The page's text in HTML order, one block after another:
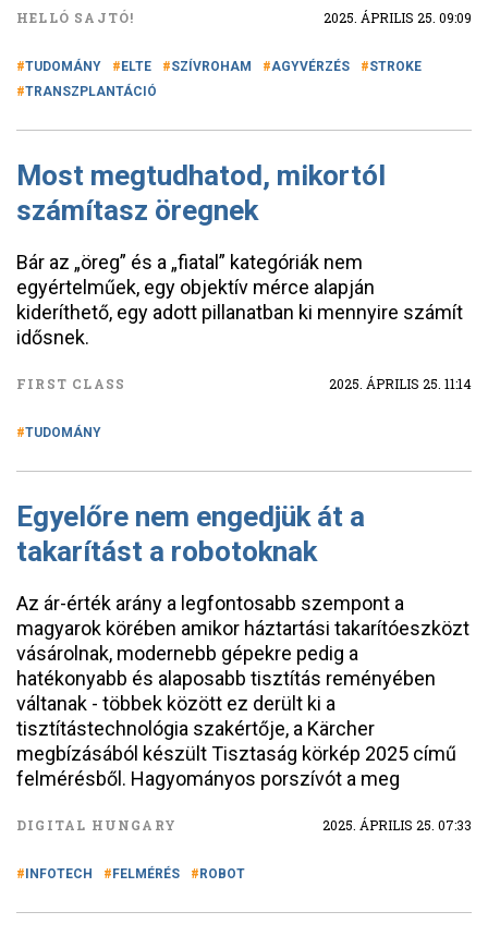
HELLÓ SAJTÓ! 2025. ÁPRILIS 25. 09:09
TUDOMÁNY ELTE SZÍVROHAM AGYVÉRZÉS
STROKE
TRANSZPLANTÁCIÓ
Most megtudhatod, mikortól
számítasz öregnek
Bár az „öreg” és a „fiatal” kategóriák nem
egyértelműek, egy objektív mérce alapján
kideríthető, egy adott pillanatban ki mennyire számít
idősnek.
FIRST CLASS 2025. ÁPRILIS 25. 11:14
TUDOMÁNY
Egyelőre nem engedjük át a
takarítást a robotoknak
Az ár-érték arány a legfontosabb szempont a
magyarok körében amikor háztartási takarítóeszközt
vásárolnak, modernebb gépekre pedig a
hatékonyabb és alaposabb tisztítás reményében
váltanak - többek között ez derült ki a
tisztítástechnológia szakértője, a Kärcher
megbízásából készült Tisztaság körkép 2025 című
felmérésből. Hagyományos porszívót a meg
DIGITAL HUNGARY 2025. ÁPRILIS 25. 07:33
INFOTECH FELMÉRÉS ROBOT